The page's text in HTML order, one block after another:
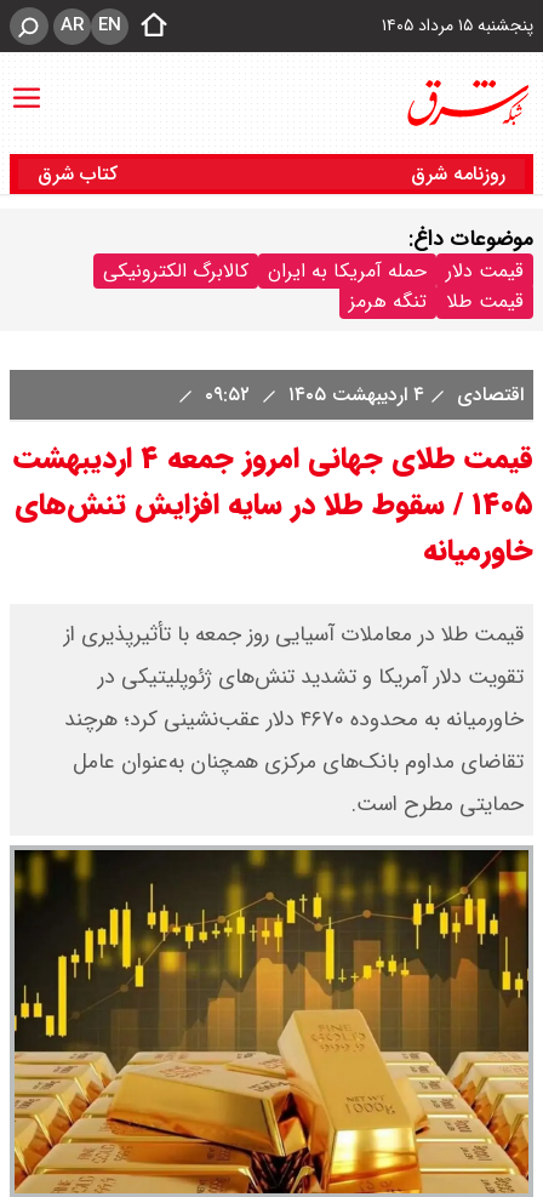
پنجشنبه ۱۵ مرداد ۱۴۰۵ EN
AR
روزنامه شرق کتاب شرق
موضوعات داغ:
قیمت دلار حمله آمریکا به ایران
کالابرگ الکترونیکی
قیمت طلا
تنگه هرمز
اقتصادی ۴ اردیبهشت ۱۴۰۵
قیمت طلای جهانی امروز جمعه ۴ اردیبهشت
۱۴۰۵ / سقوط طلا در سایه افزایش تنش‌های
خاورمیانه
​قیمت طلا در معاملات آسیایی روز جمعه با تأثیرپذیری از
تقویت دلار آمریکا و تشدید تنش‌های ژئوپلیتیکی در
خاورمیانه به محدوده ۴۶۷۰ دلار عقب‌نشینی کرد؛ هرچند
تقاضای مداوم بانک‌های مرکزی همچنان به‌عنوان عامل
حمایتی مطرح است.